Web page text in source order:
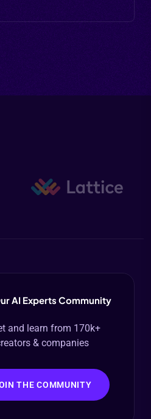
AI Experts Community
and learn from 170k+
& companies
THE COMMUNITY